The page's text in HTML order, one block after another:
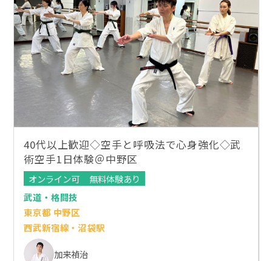
40代以上歓迎◇空手と呼吸法で心身強化◇武
術空手1日体験＠中野区
オンライン可
無料体験あり
武道・格闘技
東京都 中野区
西武新宿線・沼袋駅
加来禎治